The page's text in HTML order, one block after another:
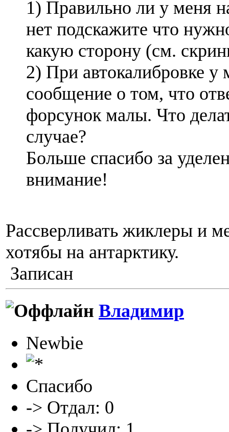
1) Правильно ли у меня
нет подскажите что
какую сторону (см.
2) При автокалибровке у
сообщение о том, что
форсунок малы. Что
случае?
Больше спасибо за
внимание!
Рассверливать жиклеры и
хотябы на антарктику.
Записан
Владимир
Newbie
Спасибо
-> Отдал: 0